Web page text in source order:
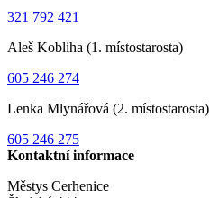
321 792 421
Aleš Kobliha (1. místostarosta)
605 246 274
Lenka Mlynářová (2. místostarosta)
605 246 275
Kontaktní informace
Městys Cerhenice